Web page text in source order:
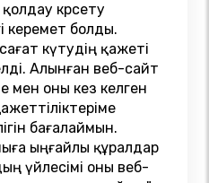
көрсету
керемет болды.
күтудің қажеті
Алынған веб-сайт
мен оны кез келген
бағалаймын.
ыңғайлы құралдар
үйлесімі оны веб-